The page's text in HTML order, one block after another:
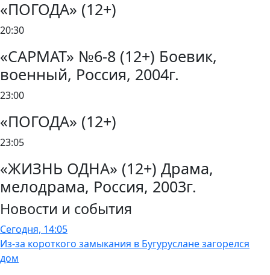
«ПОГОДА» (12+)
20:30
«САРМАТ» №6-8 (12+) Боевик,
военный, Россия, 2004г.
23:00
«ПОГОДА» (12+)
23:05
«ЖИЗНЬ ОДНА» (12+) Драма,
мелодрама, Россия, 2003г.
Новости и события
Сегодня, 14:05
Из-за короткого замыкания в Бугуруслане загорелся
дом